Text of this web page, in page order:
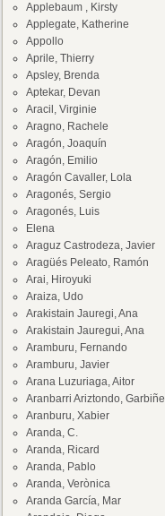
Applebaum , Kirsty
Applegate, Katherine
Appollo
Aprile, Thierry
Apsley, Brenda
Aptekar, Devan
Aracil, Virginie
Aragno, Rachele
Aragón, Joaquín
Aragón, Emilio
Aragón Cavaller, Lola
Aragonés, Sergio
Aragonés, Luis
Elena
Araguz Castrodeza, Javier
Aragüés Peleato, Ramón
Arai, Hiroyuki
Araiza, Udo
Arakistain Jauregi, Ana
Arakistain Jauregui, Ana
Aramburu, Fernando
Aramburu, Javier
Arana Luzuriaga, Aitor
Aranbarri Ariztondo, Garbiñe
Aranburu, Xabier
Aranda, C.
Aranda, Ricard
Aranda, Pablo
Aranda, Verònica
Aranda García, Mar